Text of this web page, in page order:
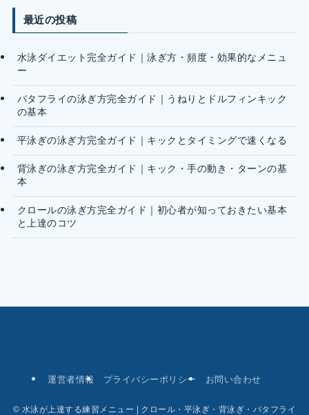
最近の投稿
水泳ダイエット完全ガイド｜泳ぎ方・頻度・効果的なメニュ
ー
バタフライの泳ぎ方完全ガイド｜うねりとドルフィンキック
の基本
平泳ぎの泳ぎ方完全ガイド｜キックとタイミングで速くなる
背泳ぎの泳ぎ方完全ガイド｜キック・手の動き・ターンの基
本
クロールの泳ぎ方完全ガイド｜初心者が知っておきたい基本
と上達のコツ
運営者情報 プライバシーポリシー お問い合わせ
© 水泳が上達する練習メニュー | クロール・平泳ぎ・背泳ぎ・バタフライ